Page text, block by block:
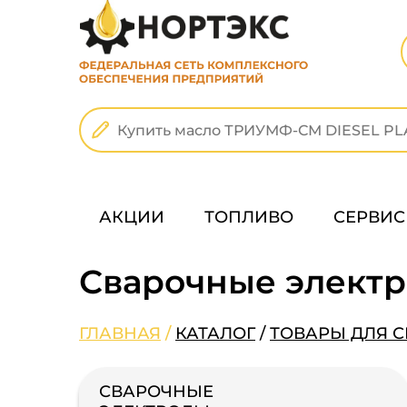
АКЦИИ ТОПЛИВО СЕРВИС
Сварочные
ГЛАВНАЯ / КАТАЛОГ/ТОВАРЫ ДЛЯ
СВАРОЧНЫЕ